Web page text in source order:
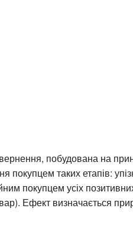
побудована на
таких етапів:
покупцем усіх
Ефект визначається